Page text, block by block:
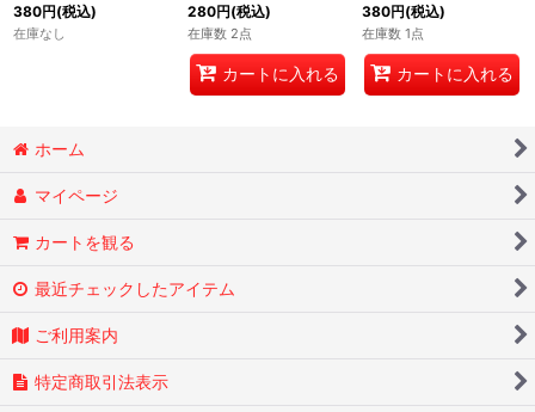
380円(税込)
在庫なし
280円(税込)
在庫数 2点
カートに入れる
380円(税込)
在庫数 1点
カートに入れる
ホーム
マイページ
カートを観る
最近チェックしたアイテム
ご利用案内
特定商取引法表示